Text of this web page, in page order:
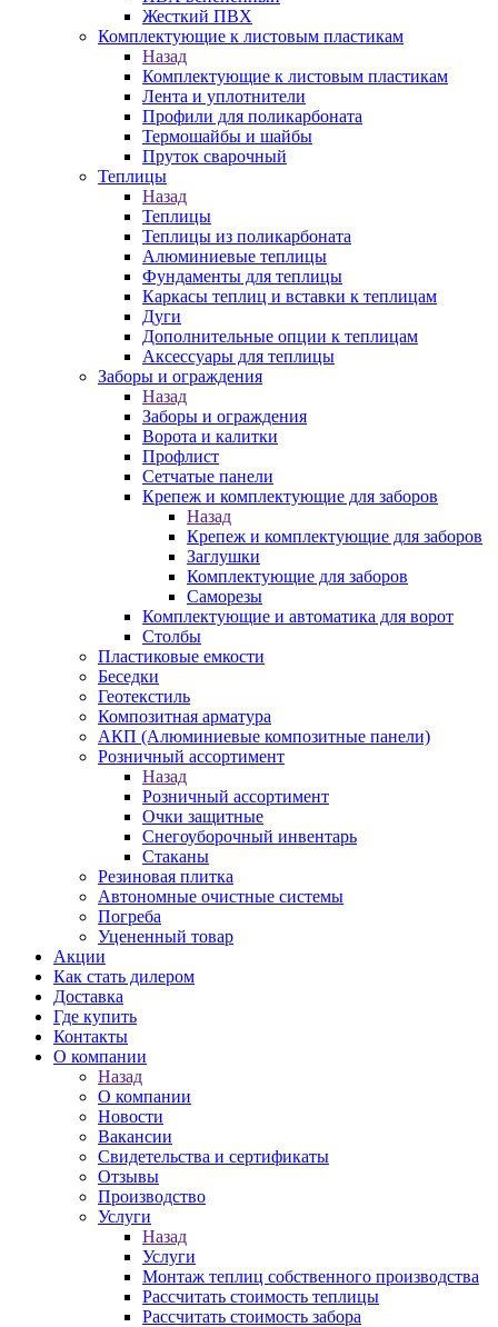
Жесткий ПВХ
Комплектующие к листовым пластикам
Назад
Комплектующие к листовым пластикам
Лента и уплотнители
Профили для поликарбоната
Термошайбы и шайбы
Пруток сварочный
Теплицы
Назад
Теплицы
Теплицы из поликарбоната
Алюминиевые теплицы
Фундаменты для теплицы
Каркасы теплиц и вставки к теплицам
Дуги
Дополнительные опции к теплицам
Аксессуары для теплицы
Заборы и ограждения
Назад
Заборы и ограждения
Ворота и калитки
Профлист
Сетчатые панели
Крепеж и комплектующие для заборов
Назад
Крепеж и комплектующие для заборов
Заглушки
Комплектующие для заборов
Саморезы
Комплектующие и автоматика для ворот
Столбы
Пластиковые емкости
Беседки
Геотекстиль
Композитная арматура
АКП (Алюминиевые композитные панели)
Розничный ассортимент
Назад
Розничный ассортимент
Очки защитные
Снегоуборочный инвентарь
Стаканы
Резиновая плитка
Автономные очистные системы
Погреба
Уцененный товар
Акции
Как стать дилером
Доставка
Где купить
Контакты
О компании
Назад
О компании
Новости
Вакансии
Свидетельства и сертификаты
Отзывы
Производство
Услуги
Назад
Услуги
Монтаж теплиц собственного производства
Рассчитать стоимость теплицы
Рассчитать стоимость забора